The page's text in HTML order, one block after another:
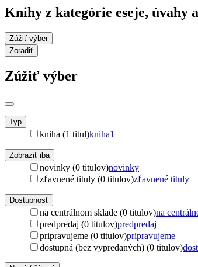
Knihy z kategórie eseje, úvahy
Zúžiť výber
Zoradiť
Zúžiť výber
Typ
kniha (1 titul)kniha1
Zobraziť iba
novinky (0 titulov)novinky
zľavnené tituly (0 titulov)zľavnené tituly
Dostupnosť
na centrálnom sklade (0 titulov)na
predpredaj (0 titulov)predpredaj
pripravujeme (0 titulov)pripravujeme
dostupná (bez vypredaných) (0 titulov)